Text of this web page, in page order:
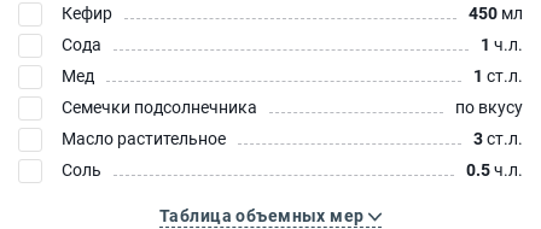
Кефир
450 мл
Сода
1 ч.л.
Мед
1 ст.л.
Семечки подсолнечника
по вкусу
Масло растительное
3ст.л.
Соль
0.5ч.л.
Таблица объемных мер